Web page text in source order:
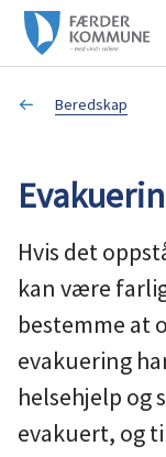
F
r
k
Du
her:
Beredskap
Hvis det
kan være
bestemme at
evakuering
helsehjelp og
evakuert, og